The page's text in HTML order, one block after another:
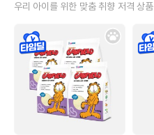
우리 아이를 위한 맞춤 취향 저격 상품